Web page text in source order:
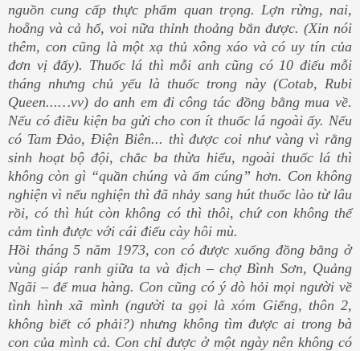
nguồn cung cấp thực phẩm quan trọng. Lợn rừng, nai,
hoẵng và cả hổ, voi nữa thỉnh thoảng bắn được. (Xin nói
thêm, con cũng là một xạ thủ xông xáo và có uy tín của
đơn vị đấy). Thuốc lá thì mỗi anh cũng có 10 điếu mỗi
tháng nhưng chủ yếu là thuốc trong này (Cotab, Rubi
Queen...…vv) do anh em đi công tác đồng bằng mua về.
Nếu có điều kiện ba gửi cho con ít thuốc lá ngoài ấy. Nếu
có Tam Đảo, Điện Biên... thì được coi như vàng vì rằng
sinh hoạt bộ đội, chắc ba thừa hiểu, ngoài thuốc lá thì
không còn gì “quần chúng và ấm cúng” hơn. Con không
nghiện vì nếu nghiện thì đã nhảy sang hút thuốc lào từ lâu
rồi, có thì hút còn không có thì thôi, chứ con không thể
cảm tình được với cái điếu cày hôi mù.
Hồi tháng 5 năm 1973, con có được xuống đồng bằng ở
vùng giáp ranh giữa ta và địch – chợ Bình Sơn, Quảng
Ngãi – để mua hàng. Con cũng có ý dò hỏi mọi người về
tình hình xã mình (người ta gọi là xóm Giếng, thôn 2,
không biết có phải?) nhưng không tìm được ai trong bà
con của mình cả. Con chỉ được ở một ngày nên không có